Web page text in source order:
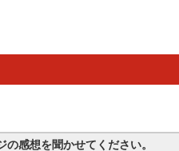
感想を聞かせてください。